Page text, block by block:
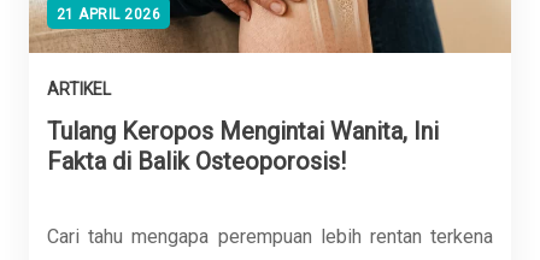
21 APRIL 2026
ARTIKEL
Tulang Keropos Mengintai Wanita, Ini
Fakta di Balik Osteoporosis!
Cari tahu mengapa perempuan lebih rentan terkena